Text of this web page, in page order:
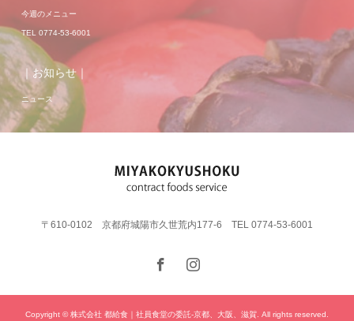
今週のメニュー
TEL 0774-53-6001
｜お知らせ｜
ニュース
〒610-0102 京都府城陽市久世荒内177-6 TEL 0774-53-6001
Copyright © 株式会社 都給食｜社員食堂の委託-京都、大阪、滋賀. All rights reserved.